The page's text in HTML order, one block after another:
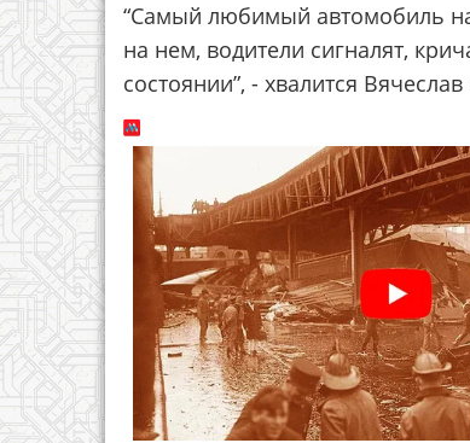
“Самый любимый автомобиль
на нем, водители сигналят,
состоянии”, - хвалится